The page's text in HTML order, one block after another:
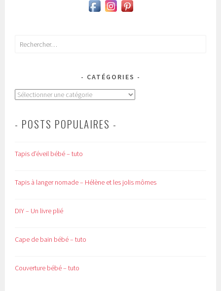
Rechercher :
CATÉGORIES
Catégories
- POSTS POPULAIRES -
Tapis d’éveil bébé – tuto
Tapis à langer nomade – Hélène et les jolis mômes
DIY – Un livre plié
Cape de bain bébé – tuto
Couverture bébé – tuto